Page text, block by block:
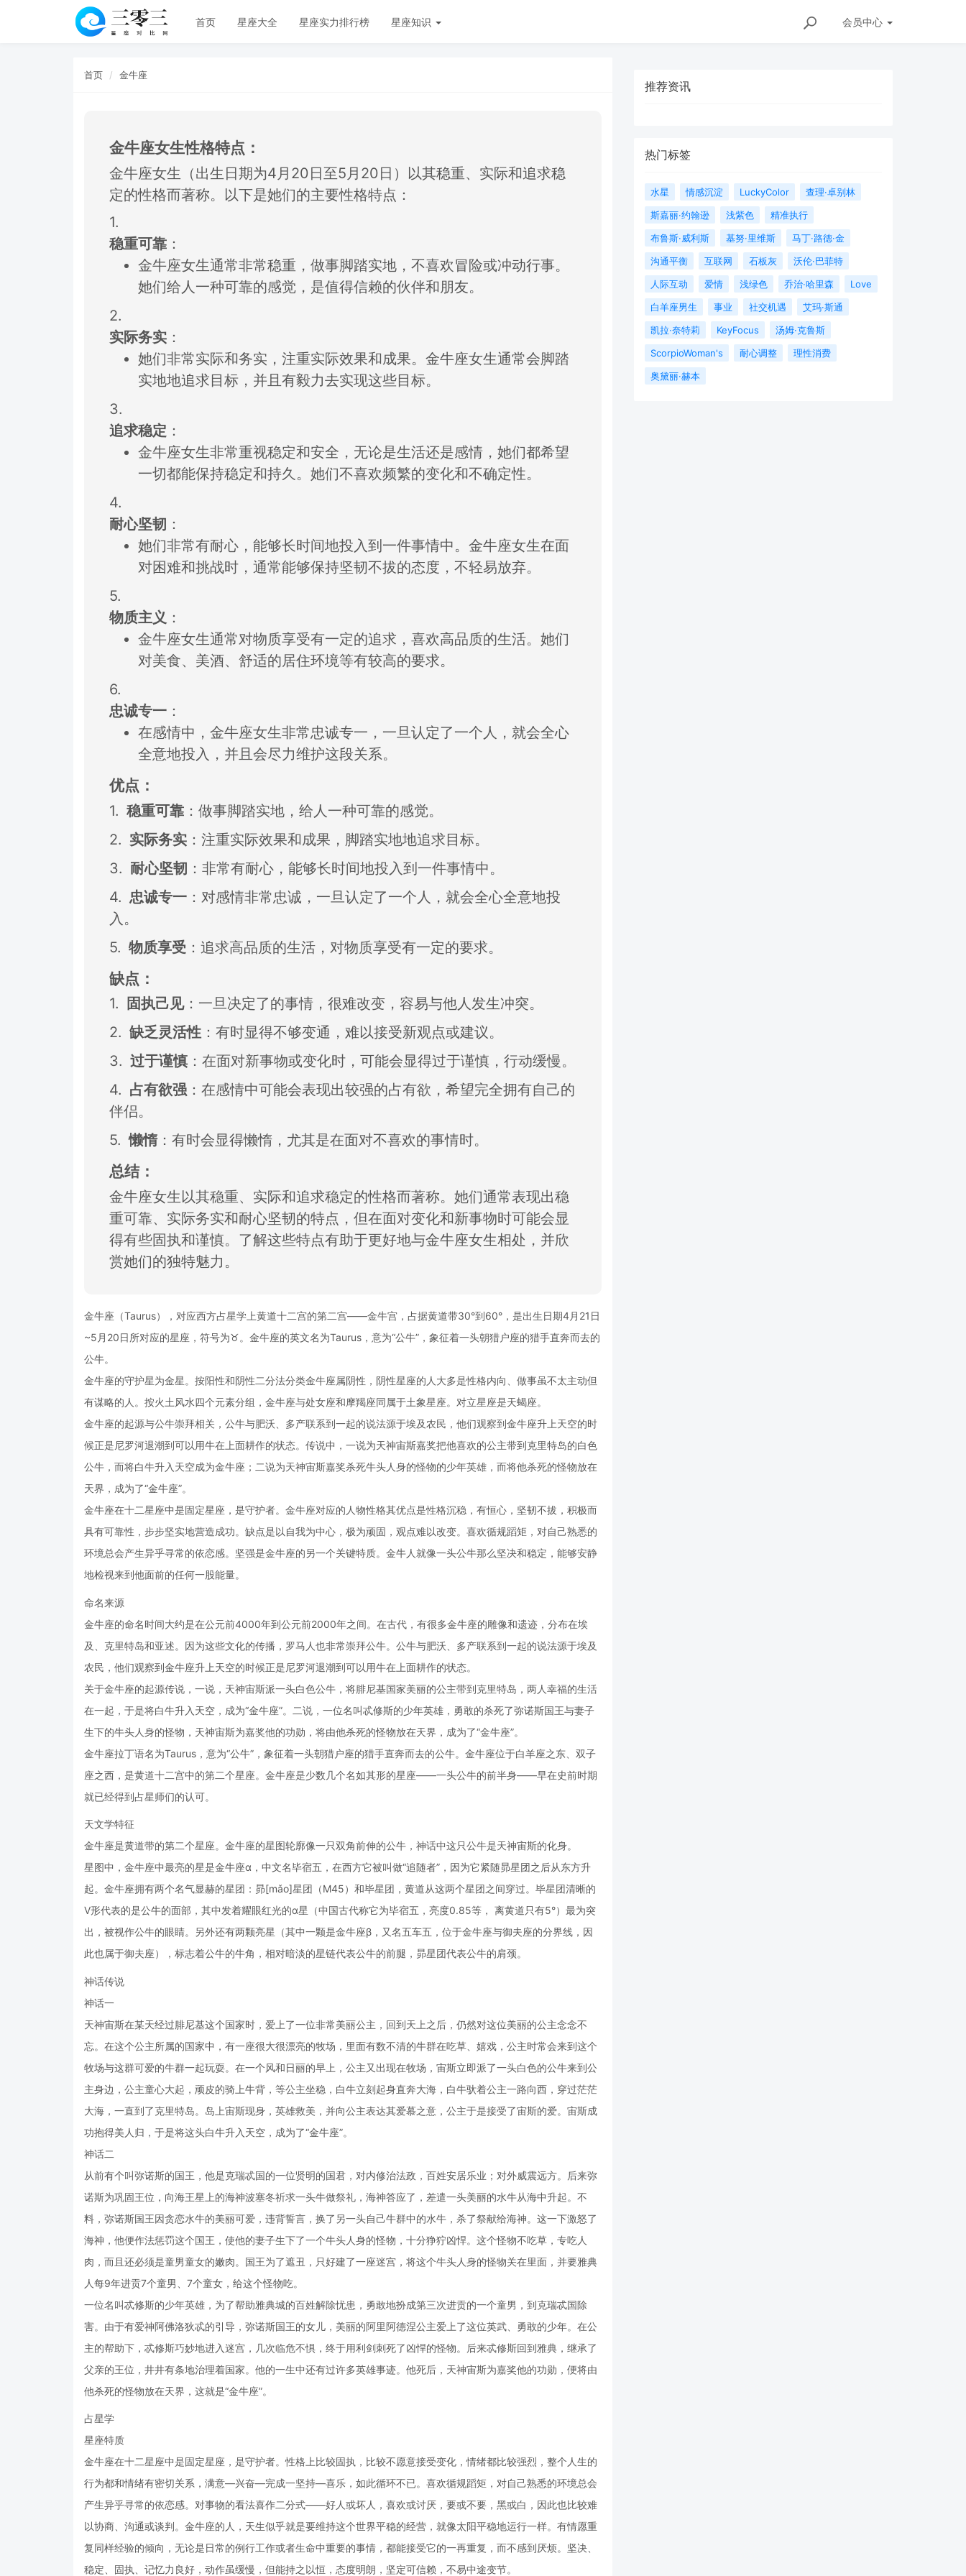
会员中心
首页 星座大全 星座实力排行榜 星座知识
首页 金牛座
金牛座女生性格特点：
金牛座女生（出生 日期为4月20日至5月20日）以其稳重、 实际和追求稳
定的性格而著称。
以下是她们的主要性格特点：
1.
稳重可靠 ：
金牛座女生通常非常稳重， 做事脚踏实地， 不喜欢冒险或冲动行事。
她们给人一种可靠的感觉， 是值得信赖的伙伴和朋友。
2.
实际务实 ：
她们非常实际和务实， 注重实际效果和成果。 金牛座女生通常会脚踏
实地地追求目标， 并且有毅力去实现这些目标。
3.
追求稳定 ：
金牛座女生非常重视稳定和安全， 无论是生活还是感情， 她们都希望
一切都能保持稳定和持久 。 她们不喜欢频繁的变化和不确定性。
4.
耐心坚韧 ：
她们非常有耐心， 能够长时间地投入到一件事情中。 金牛座女生在面
对困难和挑战时， 通常能够保持坚韧不拔的态度， 不轻易放弃。
5.
物质主义 ：
金牛座女生通常对物质享受有一定的追求， 喜欢高品质的生活。 她们
对美食、 美酒、 舒适的居住环境等有较高的要求。
6.
忠诚专一 ：
在感情中， 金牛座女生非常忠诚专一， 一旦认定了一个人， 就会全心
全意地投入， 并且会尽力维护这段关系。
优点：
1. 稳重可靠 ： 做事脚踏实地， 给人一种可靠的感觉。
2. 实际务实 ： 注重实际效果和成果， 脚踏实地地追求目标。
3. 耐心坚韧 ： 非常有耐心， 能够长时间地投入到一件事情中。
4. 忠诚专一 ： 对感情非常忠诚， 一旦认定了一个人， 就会全心全意地投
入。
5. 物质享受 ： 追求高品质的生活， 对物质享受有一定的要求。
缺点：
1. 固执己见： 一旦决定了的事情， 很难改变， 容易与他人发生冲突。
2. 缺乏灵活性 ： 有时显得不够变通， 难以接受新观点或建议。
3. 过于谨慎 ： 在面对新事物或变化时， 可能会显得过于谨慎， 行动缓慢。
4. 占有欲强 ： 在感情中可能会表现出较强的占有欲 ， 希望完全拥有自己的
伴侣。
5. 懒惰 ： 有时会显得懒惰， 尤其是在面对不喜欢的事情时。
总结：
金牛座女生以其稳重、 实际和追求稳定的性格而著称。 她们通常表现出稳
重可靠、 实际务实和耐心坚韧的特点， 但在面对变化和新事物时可能会显
得有些固执和谨慎。 了解这些特点有助于更好地与金牛座女生相处， 并欣
赏她们的独特魅力。
金牛座（Taurus），对应西方占星学上黄道十二宫的第二宫——金牛宫，占据黄道带30°到60°，是出生日期4月21日
~5月20日所对应的星座，符号为♉︎。金牛座的英文名为Taurus，意为“公牛”，象征着一头朝猎户座的猎手直奔而去的
公牛。
金牛座的守护星为金星。按阳性和阴性二分法分类金牛座属阴性，阴性星座的人大多是性格内向、做事虽不太主动但
有谋略的人。按火土风水四个元素分组，金牛座与处女座和摩羯座同属于土象星座。对立星座是天蝎座。
金牛座的起源与公牛崇拜相关，公牛与肥沃、多产联系到一起的说法源于埃及农民，他们观察到金牛座升上天空的时
候正是尼罗河退潮到可以用牛在上面耕作的状态。传说中，一说为天神宙斯嘉奖把他喜欢的公主带到克里特岛的白色
公牛，而将白牛升入天空成为金牛座；二说为天神宙斯嘉奖杀死牛头人身的怪物的少年英雄，而将他杀死的怪物放在
天界，成为了“金牛座”。
金牛座在十二星座中是固定星座，是守护者。金牛座对应的人物性格其优点是性格沉稳，有恒心，坚韧不拔，积极而
具有可靠性，步步坚实地营造成功。缺点是以自我为中心，极为顽固，观点难以改变。喜欢循规蹈矩，对自己熟悉的
环境总会产生异乎寻常的依恋感。坚强是金牛座的另一个关键特质。金牛人就像一头公牛那么坚决和稳定，能够安静
地检视来到他面前的任何一股能量。
命名来源
金牛座的命名时间大约是在公元前4000年到公元前2000年之间。在古代，有很多金牛座的雕像和遗迹，分布在埃
及、克里特岛和亚述。因为这些文化的传播，罗马人也非常崇拜公牛。公牛与肥沃、多产联系到一起的说法源于埃及
农民，他们观察到金牛座升上天空的时候正是尼罗河退潮到可以用牛在上面耕作的状态。
关于金牛座的起源传说，一说，天神宙斯派一头白色公牛，将腓尼基国家美丽的公主带到克里特岛，两人幸福的生活
在一起，于是将白牛升入天空，成为“金牛座”。二说，一位名叫忒修斯的少年英雄，勇敢的杀死了弥诺斯国王与妻子
生下的牛头人身的怪物，天神宙斯为嘉奖他的功勋，将由他杀死的怪物放在天界，成为了“金牛座”。
金牛座拉丁语名为Taurus，意为“公牛”，象征着一头朝猎户座的猎手直奔而去的公牛。金牛座位于白羊座之东、双子
座之西，是黄道十二宫中的第二个星座。金牛座是少数几个名如其形的星座——一头公牛的前半身——早在史前时期
就已经得到占星师们的认可。
天文学特征
金牛座是黄道带的第二个星座。金牛座的星图轮廓像一只双角前伸的公牛，神话中这只公牛是天神宙斯的化身。
星图中，金牛座中最亮的星是金牛座α，中文名毕宿五，在西方它被叫做“追随者”，因为它紧随昴星团之后从东方升
起。金牛座拥有两个名气显赫的星团：昴[mǎo]星团（M45）和毕星团，黄道从这两个星团之间穿过。毕星团清晰的
V形代表的是公牛的面部，其中发着耀眼红光的α星（中国古代称它为毕宿五，亮度0.85等， 离黄道只有5°）最为突
出，被视作公牛的眼睛。另外还有两颗亮星（其中一颗是金牛座β，又名五车五，位于金牛座与御夫座的分界线，因
此也属于御夫座），标志着公牛的牛角，相对暗淡的星链代表公牛的前腿，昴星团代表公牛的肩颈。
神话传说
神话一
天神宙斯在某天经过腓尼基这个国家时，爱上了一位非常美丽公主，回到天上之后，仍然对这位美丽的公主念念不
忘。在这个公主所属的国家中，有一座很大很漂亮的牧场，里面有数不清的牛群在吃草、嬉戏，公主时常会来到这个
牧场与这群可爱的牛群一起玩耍。在一个风和日丽的早上，公主又出现在牧场，宙斯立即派了一头白色的公牛来到公
主身边，公主童心大起，顽皮的骑上牛背，等公主坐稳，白牛立刻起身直奔大海，白牛驮着公主一路向西，穿过茫茫
大海，一直到了克里特岛。岛上宙斯现身，英雄救美，并向公主表达其爱慕之意，公主于是接受了宙斯的爱。宙斯成
功抱得美人归，于是将这头白牛升入天空，成为了“金牛座”。
神话二
从前有个叫弥诺斯的国王，他是克瑞忒国的一位贤明的国君，对内修治法政，百姓安居乐业；对外威震远方。后来弥
诺斯为巩固王位，向海王星上的海神波塞冬祈求一头牛做祭礼，海神答应了，差遣一头美丽的水牛从海中升起。不
料，弥诺斯国王因贪恋水牛的美丽可爱，违背誓言，换了另一头自己牛群中的水牛，杀了祭献给海神。这一下激怒了
海神，他便作法惩罚这个国王，使他的妻子生下了一个牛头人身的怪物，十分狰狞凶悍。这个怪物不吃草，专吃人
肉，而且还必须是童男童女的嫩肉。国王为了遮丑，只好建了一座迷宫，将这个牛头人身的怪物关在里面，并要雅典
人每9年进贡7个童男、7个童女，给这个怪物吃。
一位名叫忒修斯的少年英雄，为了帮助雅典城的百姓解除忧患，勇敢地扮成第三次进贡的一个童男，到克瑞忒国除
害。由于有爱神阿佛洛狄忒的引导，弥诺斯国王的女儿，美丽的阿里阿德涅公主爱上了这位英武、勇敢的少年。在公
主的帮助下，忒修斯巧妙地进入迷宫，几次临危不惧，终于用利剑刺死了凶悍的怪物。后来忒修斯回到雅典，继承了
父亲的王位，井井有条地治理着国家。他的一生中还有过许多英雄事迹。他死后，天神宙斯为嘉奖他的功勋，便将由
他杀死的怪物放在天界，这就是“金牛座”。
占星学
星座特质
金牛座在十二星座中是固定星座，是守护者。性格上比较固执，比较不愿意接受变化，情绪都比较强烈，整个人生的
行为都和情绪有密切关系，满意—兴奋—完成一坚持—喜乐，如此循环不已。喜欢循规蹈矩，对自己熟悉的环境总会
产生异乎寻常的依恋感。对事物的看法喜作二分式——好人或坏人，喜欢或讨厌，要或不要，黑或白，因此也比较难
以协商、沟通或谈判。金牛座的人，天生似乎就是要维持这个世界平稳的经营，就像太阳平稳地运行一样。有情愿重
复同样经验的倾向，无论是日常的例行工作或者生命中重要的事情，都能接受它的一再重复，而不感到厌烦。坚决、
稳定、固执、记忆力良好，动作虽缓慢，但能持之以恒，态度明朗，坚定可信赖，不易中途变节。
推荐资讯
热门标签
水星 情感沉淀 LuckyColor
查理·卓别林
斯嘉丽·约翰逊
浅紫色
精准执行
布鲁斯·威利斯
基努·里维斯
马丁·路德·金
沟通平衡
互联网 石板灰
沃伦·巴菲特
人际互动
爱情 浅绿色 乔治·哈里森
Love
白羊座男生
事业 社交机遇
艾玛·斯通
凯拉·奈特莉
KeyFocus
汤姆·克鲁斯
ScorpioWoman's
耐心调整
理性消费
奥黛丽·赫本